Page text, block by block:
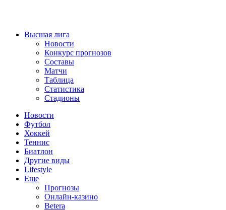
Высшая лига
Новости
Конкурс прогнозов
Составы
Матчи
Таблица
Статистика
Стадионы
Новости
Футбол
Хоккей
Теннис
Биатлон
Другие виды
Lifestyle
Еще
Прогнозы
Онлайн-казино
Betera